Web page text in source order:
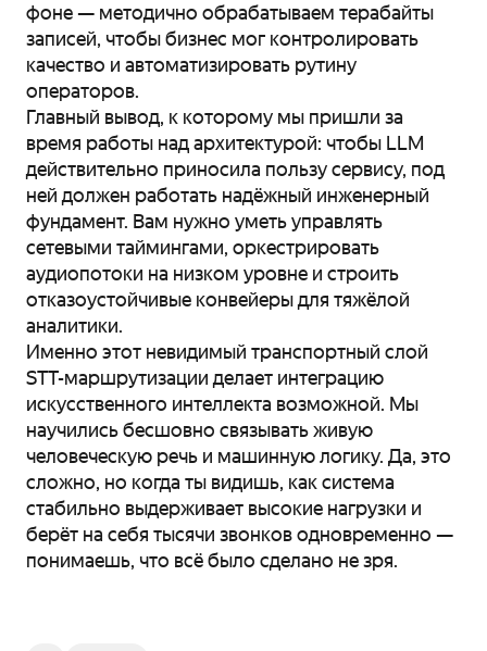
фоне — методично обрабатываем терабайты
записей, чтобы бизнес мог контролировать
качество и автоматизировать рутину
операторов.
Главный вывод, к которому мы пришли за
время работы над архитектурой: чтобы LLM
действительно приносила пользу сервису, под
ней должен работать надёжный инженерный
фундамент. Вам нужно уметь управлять
сетевыми таймингами, оркестрировать
аудиопотоки на низком уровне и строить
отказоустойчивые конвейеры для тяжёлой
аналитики.
Именно этот невидимый транспортный слой
STT-маршрутизации делает интеграцию
искусственного интеллекта возможной. Мы
научились бесшовно связывать живую
человеческую речь и машинную логику. Да, это
сложно, но когда ты видишь, как система
стабильно выдерживает высокие нагрузки и
берёт на себя тысячи звонков одновременно —
понимаешь, что всё было сделано не зря.